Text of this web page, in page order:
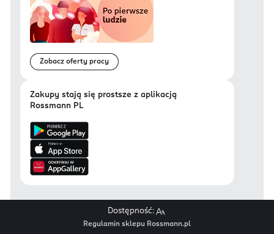
Zobacz oferty pracy
Zakupy stają się prostsze z aplikacją
Rossmann PL
Dostępność:
Regulamin sklepu Rossmann.pl